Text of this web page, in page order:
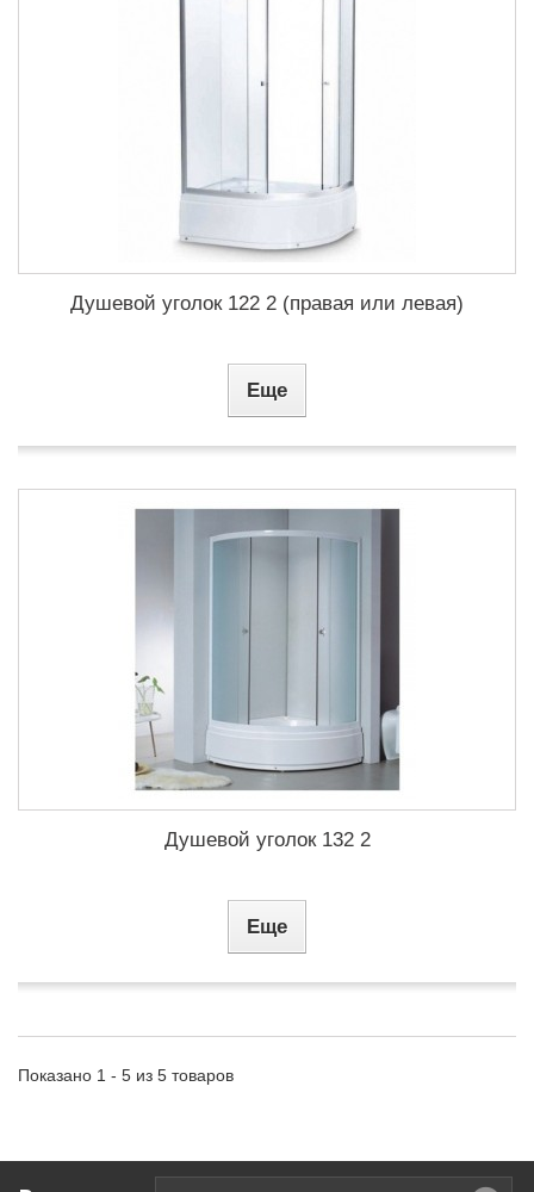
Душевой уголок 122 2 (правая или левая)
Еще
Душевой уголок 132 2
Еще
Показано 1 - 5 из 5 товаров